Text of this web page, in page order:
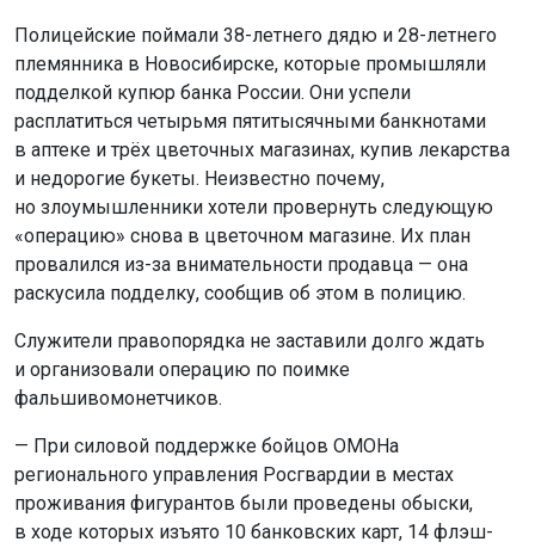
Полицейские поймали 38-летнего дядю и 28-летнего
племянника в Новосибирске, которые промышляли
подделкой купюр банка России. Они успели
расплатиться четырьмя пятитысячными банкнотами
в аптеке и трёх цветочных магазинах, купив лекарства
и недорогие букеты. Неизвестно почему,
но злоумышленники хотели провернуть следующую
«операцию» снова в цветочном магазине. Их план
провалился из-за внимательности продавца — она
раскусила подделку, сообщив об этом в полицию.
Служители правопорядка не заставили долго ждать
и организовали операцию по поимке
фальшивомонетчиков.
— При силовой поддержке бойцов ОМОНа
регионального управления Росгвардии в местах
проживания фигурантов были проведены обыски,
в ходе которых изъято 10 банковских карт, 14 флэш-